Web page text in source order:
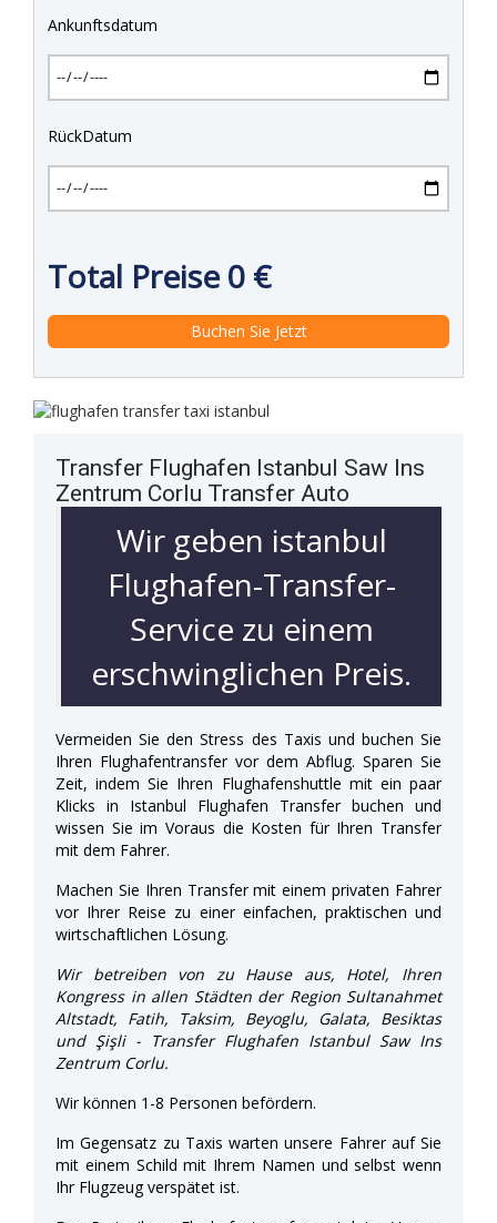
Ankunftsdatum
RückDatum
Total Preise0 €
Transfer Flughafen Istanbul Saw Ins
Zentrum Corlu Transfer Auto
Wir geben istanbul
Flughafen-Transfer-
Service zu einem
erschwinglichen Preis.
Vermeiden Sie den Stress des Taxis und buchen Sie
Ihren Flughafentransfer vor dem Abflug. Sparen Sie
Zeit, indem Sie Ihren Flughafenshuttle mit ein paar
Klicks in Istanbul Flughafen Transfer buchen und
wissen Sie im Voraus die Kosten für Ihren Transfer
mit dem Fahrer.
Machen Sie Ihren Transfer mit einem privaten Fahrer
vor Ihrer Reise zu einer einfachen, praktischen und
wirtschaftlichen Lösung.
Wir betreiben von zu Hause aus, Hotel, Ihren
Kongress in allen Städten der Region Sultanahmet
Altstadt, Fatih, Taksim, Beyoglu, Galata, Besiktas
und Şişli - Transfer Flughafen Istanbul Saw Ins
Zentrum Corlu.
Wir können 1-8 Personen befördern.
Im Gegensatz zu Taxis warten unsere Fahrer auf Sie
mit einem Schild mit Ihrem Namen und selbst wenn
Ihr Flugzeug verspätet ist.